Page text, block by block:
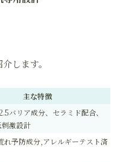
します。
主な特徴
バリア成分、セラミド配合、
激設計
れ予防成分,アレルギーテスト済